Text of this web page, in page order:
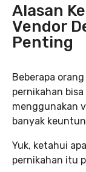
Alasan
Vendor
Penting
Beberapa
pernikahan
menggunakan
banyak
Yuk, ketahui
pernikahan itu